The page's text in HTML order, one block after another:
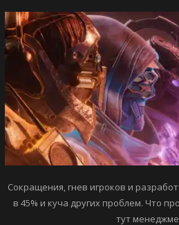
Сокращения, гнев игроков и
в 45% и куча других проблем. Что
тут